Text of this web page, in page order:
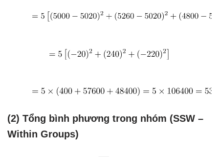
(2) Tổng bình phương trong nhóm (SSW –
Within Groups)